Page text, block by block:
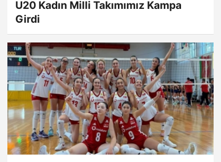
U20 Kadın Milli Takımımız Kampa
Girdi